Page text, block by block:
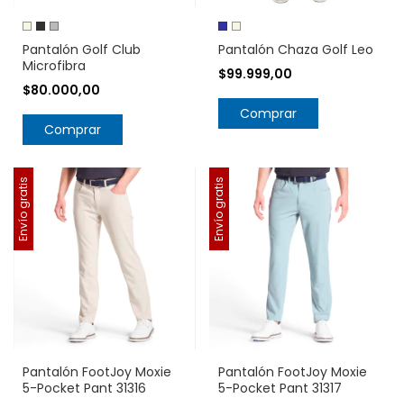
Pantalón Golf Club
Microfibra
$80.000,00
Comprar
Pantalón Chaza Golf Leo
$99.999,00
Comprar
Envío gratis
Pantalón FootJoy Moxie
5-Pocket Pant 31316
Envío gratis
Pantalón FootJoy Moxie
5-Pocket Pant 31317